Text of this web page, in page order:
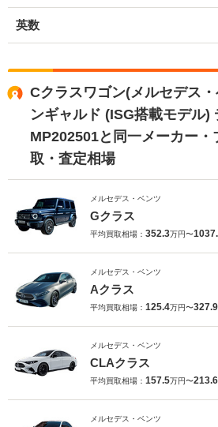
英数
Cクラスワゴン(メルセデス
ンギャルド (ISG搭載モデル)
MP202501と同一メーカー・
取・査定相場
メルセデス・ベンツ
Gクラス
平均買取相場： 352.3万円〜
メルセデス・ベンツ
Aクラス
平均買取相場： 125.4万円〜327.9
メルセデス・ベンツ
CLAクラス
平均買取相場： 157.5万円〜213.6
メルセデス・ベンツ